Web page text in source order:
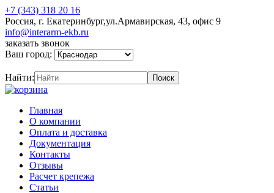
+7 (343) 318 20 16
Россия, г. Екатеринбург,ул.Армавирская, 43, офис 9
info@interarm-ekb.ru
заказать звонок
Ваш город:
Найти:
Главная
О компании
Оплата и доставка
Документация
Контакты
Отзывы
Расчет крепежа
Статьи